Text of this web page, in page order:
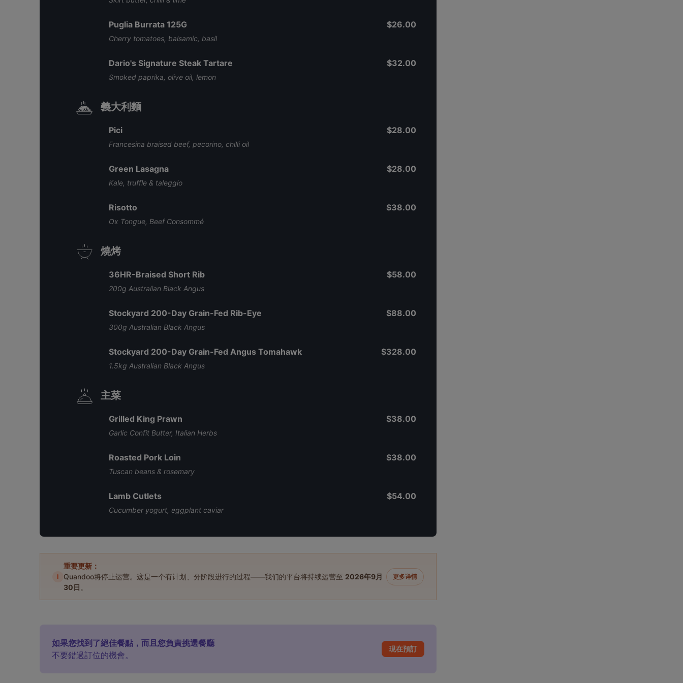
Puglia Burrata 125G
Cherry tomatoes, balsamic, basil
$26.00
Dario's Signature Steak Tartare
Smoked paprika, olive oil, lemon
$32.00
義大利麵
Pici
Francesina braised beef, pecorino, chilli oil
$28.00
Green Lasagna
Kale, truffle & taleggio
$28.00
Risotto
Ox Tongue, Beef Consommé
$38.00
燒烤
36HR-Braised Short Rib
200g Australian Black Angus
$58.00
Stockyard 200-Day Grain-Fed Rib-Eye
300g Australian Black Angus
$88.00
Stockyard 200-Day Grain-Fed Angus Tomahawk
1.5kg Australian Black Angus
$328.00
主菜
Grilled King Prawn
Garlic Confit Butter, Italian Herbs
$38.00
Roasted Pork Loin
Tuscan beans & rosemary
$38.00
Lamb Cutlets
Cucumber yogurt, eggplant caviar
$54.00
i
重要更新：
Quandoo将停止运营。这是一个有计划、分阶段进行的过程——我们的平台将持续运营至 2026年9月
30日 。
更多详情
如果您找到了絕佳餐點，而且您負責挑選餐廳
不要錯過訂位的機會。
現在預訂